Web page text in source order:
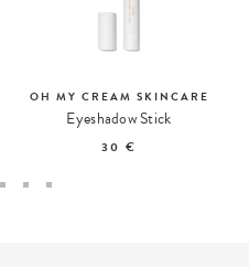
OH MY CREAM SKINCARE
Eyeshadow Stick
30 €